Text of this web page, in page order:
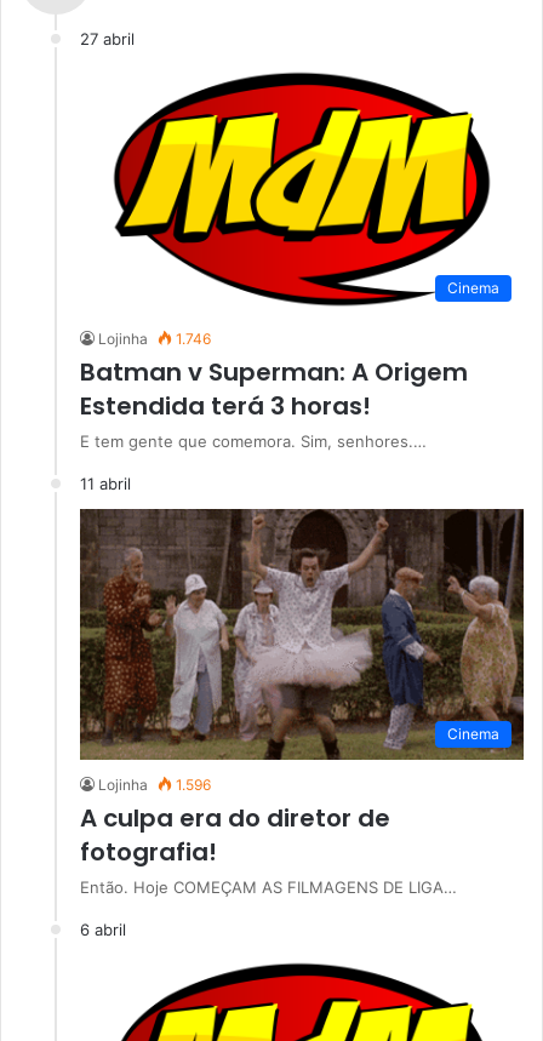
27 abril
Cinema
Lojinha 1.746
Batman v Superman: A Origem
Estendida terá 3 horas!
E tem gente que comemora. Sim, senhores.…
11 abril
Cinema
Lojinha 1.596
A culpa era do diretor de
fotografia!
Então. Hoje COMEÇAM AS FILMAGENS DE LIGA…
6 abril